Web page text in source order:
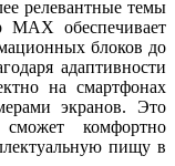
релевантные темы
MAX обеспечивает
блоков до
адаптивности
на смартфонах
экранов. Это
комфортно
пищу в